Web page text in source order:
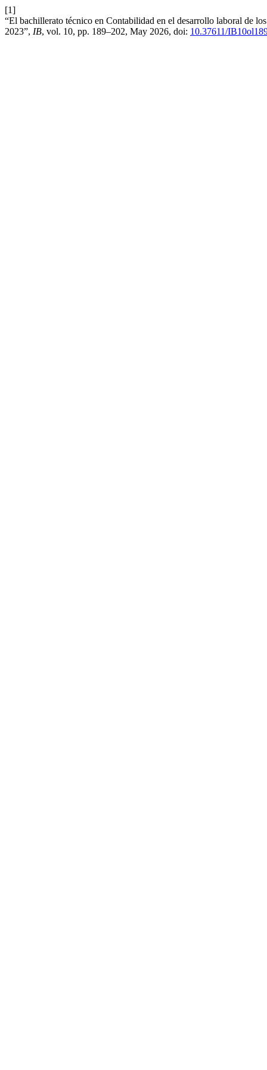
[1]
“El bachillerato técnico en Contabilidad en el desarrollo laboral de
2023”, IB, vol. 10, pp. 189–202, May 2026, doi: 10.37611/